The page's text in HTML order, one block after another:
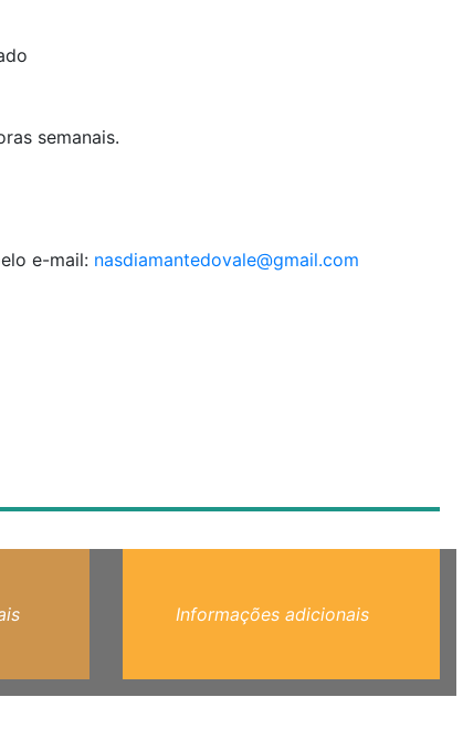
semanais.
e-mail: nasdiamantedovale@gmail.com
Informações adicionais